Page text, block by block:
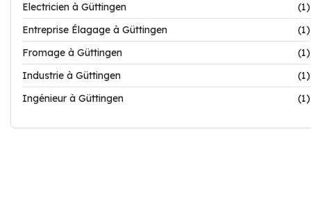
Electricien à Güttingen
(1)
Entreprise Élagage à Güttingen
(1)
Fromage à Güttingen
(1)
Industrie à Güttingen
(1)
Ingénieur à Güttingen
(1)